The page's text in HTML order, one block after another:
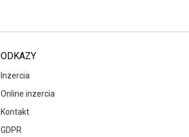
ODKAZY
Inzercia
Online inzercia
Kontakt
GDPR